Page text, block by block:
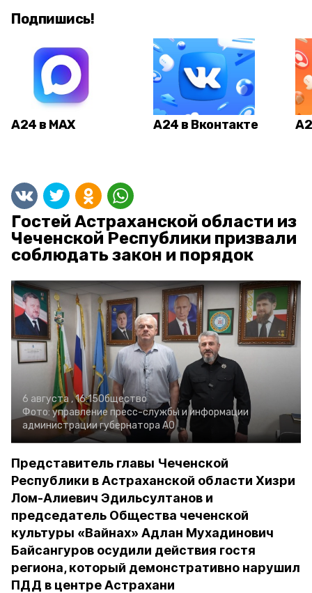
Подпишись!
А24 в MAX А24 в Вконтакте
Гостей Астраханской области из
Чеченской Республики призвали
соблюдать закон и порядок
6 августа , 16:15Общество
Фото: управление пресс-службы и информации
администрации губернатора АО
Представитель главы Чеченской
Республики в Астраханской области Хизри
Лом-Алиевич Эдильсултанов и
председатель Общества чеченской
культуры «Вайнах» Адлан Мухадинович
Байсангуров осудили действия гостя
региона, который демонстративно нарушил
ПДД в центре Астрахани